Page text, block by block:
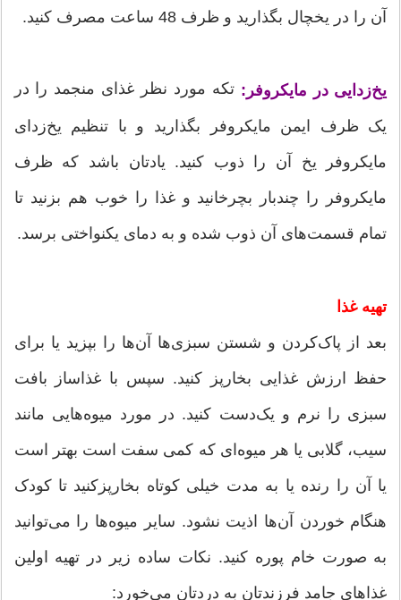
آن را در یخچال بگذارید و ظرف 48 ساعت مصرف کنید.
یخ‌زدایی در مایکروفر: تکه مورد نظر غذای منجمد را در
یک ظرف ایمن مایکروفر بگذارید و با تنظیم یخ‌زدای
مایکروفر یخ آن را ذوب کنید. یادتان باشد که ظرف
مایکروفر را چندبار بچرخانید و غذا را خوب هم بزنید تا
تمام قسمت‌های آن ذوب شده و به دمای یکنواختی برسد.
تهیه غذا
بعد از پاک‌کردن و شستن سبزی‌ها آن‌ها را بپزید یا برای
حفظ ارزش غذایی بخارپز کنید. سپس با غذاساز بافت
سبزی را نرم و یک‌دست كنید. در مورد میوه‌هایی مانند
سیب، گلابی یا هر میوه‌ای که کمی سفت است بهتر است
یا آن را رنده یا به مدت خیلی کوتاه بخارپزکنید تا کودک
هنگام خوردن آن‌ها اذیت نشود. سایر میوه‌ها را می‌توانید
به صورت خام پوره کنید. نکات ساده زیر در تهیه اولین
غذاهای جامد فرزندتان به دردتان می‌خورد: